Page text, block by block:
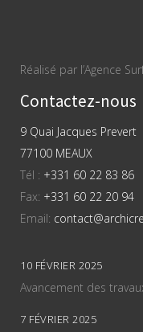
Réalisé par l’Agence
Contactez-nous
9 Quai Jacques Prevert
77100 MEAUX
Tél : +331 60 22 83 86
Fax: +331 60 22 20 94
Email:
10 FÉVRIER 2025
Avancement des
7 FÉVRIER 2025